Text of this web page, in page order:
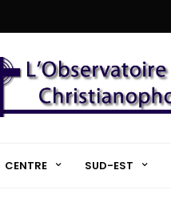
CENTRE SUD-EST